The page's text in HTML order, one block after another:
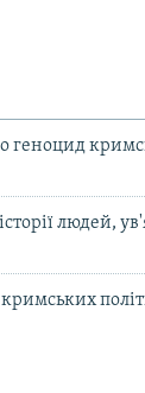
геноцид
людей,